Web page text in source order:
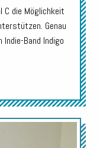
C die Möglichkeit
Genau
Band Indigo
Audio-
Player